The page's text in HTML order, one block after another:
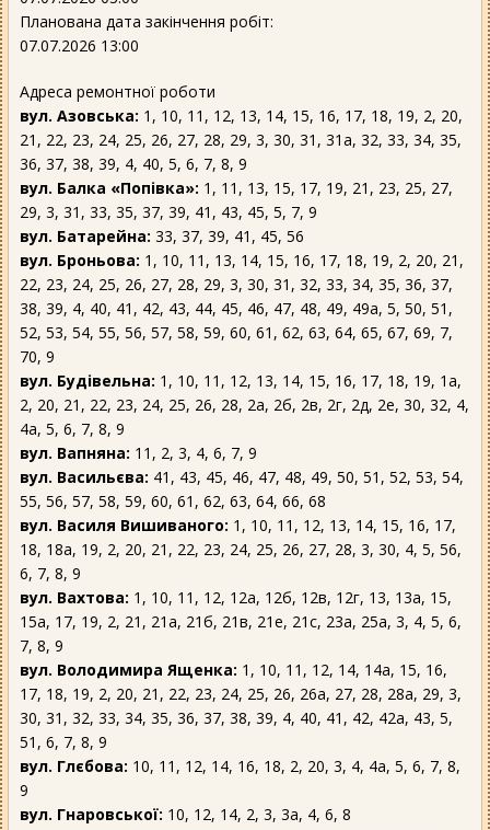
Планована дата закінчення робіт:
07.07.2026 13:00
Адреса ремонтної роботи
вул. Азовська: 1, 10, 11, 12, 13, 14, 15, 16, 17, 18, 19, 2, 20,
21, 22, 23, 24, 25, 26, 27, 28, 29, 3, 30, 31, 31а, 32, 33, 34, 35,
36, 37, 38, 39, 4, 40, 5, 6, 7, 8, 9
вул. Балка «Попівка»: 1, 11, 13, 15, 17, 19, 21, 23, 25, 27,
29, 3, 31, 33, 35, 37, 39, 41, 43, 45, 5, 7, 9
вул. Батарейна: 33, 37, 39, 41, 45, 56
вул. Броньова: 1, 10, 11, 13, 14, 15, 16, 17, 18, 19, 2, 20, 21,
22, 23, 24, 25, 26, 27, 28, 29, 3, 30, 31, 32, 33, 34, 35, 36, 37,
38, 39, 4, 40, 41, 42, 43, 44, 45, 46, 47, 48, 49, 49а, 5, 50, 51,
52, 53, 54, 55, 56, 57, 58, 59, 60, 61, 62, 63, 64, 65, 67, 69, 7,
70, 9
вул. Будівельна: 1, 10, 11, 12, 13, 14, 15, 16, 17, 18, 19, 1а,
2, 20, 21, 22, 23, 24, 25, 26, 28, 2а, 2б, 2в, 2г, 2д, 2е, 30, 32, 4,
4а, 5, 6, 7, 8, 9
вул. Вапняна: 11, 2, 3, 4, 6, 7, 9
вул. Васильєва: 41, 43, 45, 46, 47, 48, 49, 50, 51, 52, 53, 54,
55, 56, 57, 58, 59, 60, 61, 62, 63, 64, 66, 68
вул. Василя Вишиваного: 1, 10, 11, 12, 13, 14, 15, 16, 17,
18, 18а, 19, 2, 20, 21, 22, 23, 24, 25, 26, 27, 28, 3, 30, 4, 5, 56,
6, 7, 8, 9
вул. Вахтова: 1, 10, 11, 12, 12а, 12б, 12в, 12г, 13, 13а, 15,
15а, 17, 19, 2, 21, 21а, 21б, 21в, 21е, 21с, 23а, 25а, 3, 4, 5, 6,
7, 8, 9
вул. Володимира Ященка: 1, 10, 11, 12, 14, 14а, 15, 16,
17, 18, 19, 2, 20, 21, 22, 23, 24, 25, 26, 26а, 27, 28, 28а, 29, 3,
30, 31, 32, 33, 34, 35, 36, 37, 38, 39, 4, 40, 41, 42, 42а, 43, 5,
51, 6, 7, 8, 9
вул. Глєбова: 10, 11, 12, 14, 16, 18, 2, 20, 3, 4, 4а, 5, 6, 7, 8,
9
вул. Гнаровської: 10, 12, 14, 2, 3, 3а, 4, 6, 8